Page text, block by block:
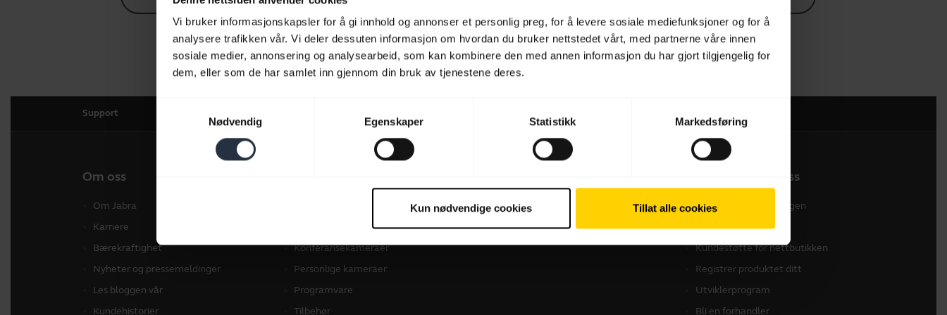
Vi bruker informasjonskapsler for å gi innhold og annonser et personlig preg, for å levere sosiale mediefunksjoner og for å
analysere trafikken vår. Vi deler dessuten informasjon om hvordan du bruker nettstedet vårt, med partnerne våre innen
sosiale medier, annonsering og analysearbeid, som kan kombinere den med annen informasjon du har gjort tilgjengelig for
dem, eller som de har samlet inn gjennom din bruk av tjenestene deres.
Nødvendig
Egenskaper Statistikk Markedsføring
Kun nødvendige cookies Tillat alle cookies
Programvare og apper
Support
Om oss
Om Jabra
Karriere
Bærekraftighet
Nyheter og pressemeldinger
Les bloggen vår
Kundehistorier
Konferansehøyttalere
Konferansekameraer
Personlige kameraer
Programvare
Tilbehør
Autoriserte forhandlere i
Ta kontakt med oss
Kontakt salgsavdelingen
Kontakt brukerstøtte
Kundestøtte for nettbutikken
Registrer produktet ditt
Utviklerprogram
Bli en forhandler